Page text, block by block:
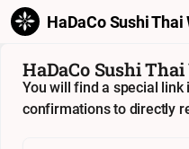
HaDaCo Sushi Thai
HaDaCo Sushi
You will find a special
confirmations to directly